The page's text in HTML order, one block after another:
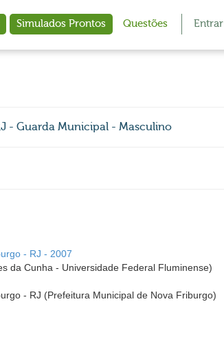
Simulados Prontos Questões Entrar
- Guarda Municipal - Masculino
- RJ - 2007
da Cunha - Universidade Federal Fluminense)
- RJ (Prefeitura Municipal de Nova Friburgo)